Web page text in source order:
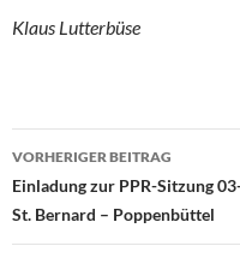
Klaus Lutterbüse
VORHERIGER BEITRAG
Einladung zur PPR-Sitzung
St. Bernard – Poppenbüttel